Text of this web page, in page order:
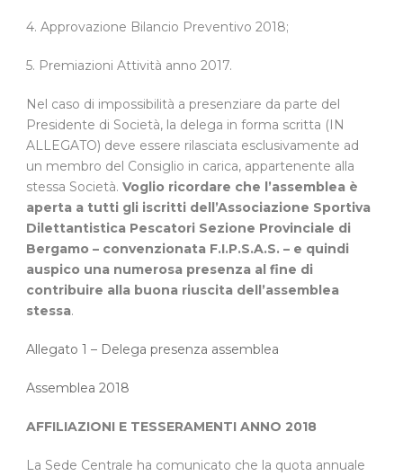
4. Approvazione Bilancio Preventivo 2018;
5. Premiazioni Attività anno 2017.
Nel caso di impossibilità a presenziare da parte del
Presidente di Società, la delega in forma scritta (IN
ALLEGATO) deve essere rilasciata esclusivamente ad
un membro del Consiglio in carica, appartenente alla
stessa Società. Voglio ricordare che l’assemblea è
aperta a tutti gli iscritti dell’Associazione Sportiva
Dilettantistica Pescatori Sezione Provinciale di
Bergamo – convenzionata F.I.P.S.A.S. – e quindi
auspico una numerosa presenza al fine di
contribuire alla buona riuscita dell’assemblea
stessa.
Allegato 1 – Delega presenza assemblea
Assemblea 2018
AFFILIAZIONI E TESSERAMENTI ANNO 2018
La Sede Centrale ha comunicato che la quota annuale